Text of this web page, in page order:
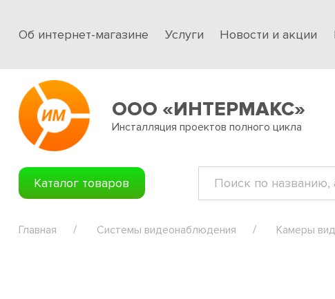
Об интернет-магазине Услуги Новости и акции
ООО «ИНТЕРМАКС»
Инсталляция проектов полного цикла
Каталог товаров
Главная Системы видеонаблюдения Камеры